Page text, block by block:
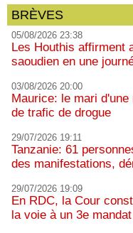
BRÈVES
05/08/2026 23:38
Les Houthis affirment
saoudien en une
03/08/2026 20:00
Maurice: le mari
de trafic de drogue
29/07/2026 19:11
Tanzanie: 61
des manifestations,
29/07/2026 19:09
En RDC, la Cour
la voie à un 3e